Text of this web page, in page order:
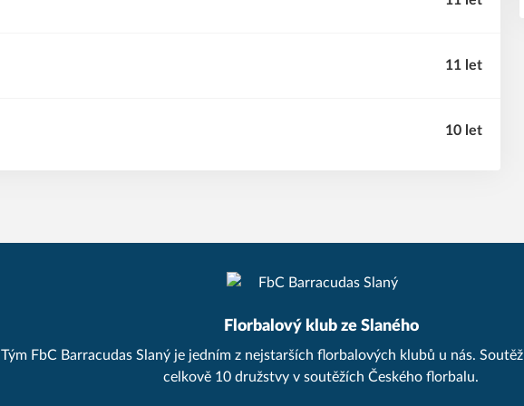
11 let
10 let
Florbalový klub ze Slaného
Tým FbC Barracudas Slaný je jedním z nejstarších florbalových klubů u nás.
celkově 10 družstvy v soutěžích Českého florbalu.